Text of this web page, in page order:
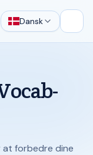
Dansk
forbedre dine